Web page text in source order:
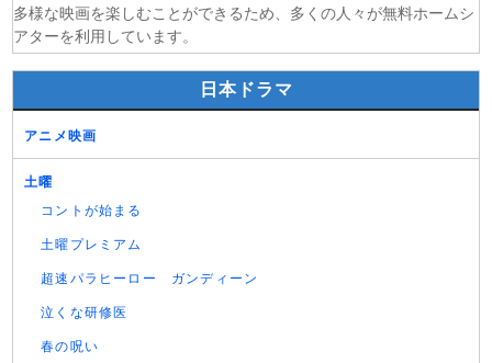
多様な映画を楽しむことができるため、多くの人々が無料ホームシ
アターを利用しています。
日本ドラマ
アニメ映画
土曜
コントが始まる
土曜プレミアム
超速パラヒーロー ガンディーン
泣くな研修医
春の呪い